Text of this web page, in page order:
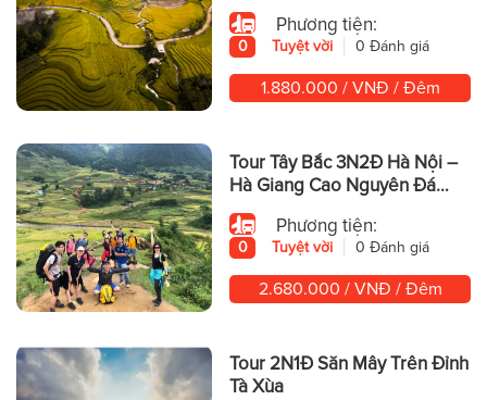
Phương tiện:
0 Tuyệt vời 0 Đánh giá
1.880.000 / VNĐ / Đêm
Tour Tây Bắc 3N2Đ Hà Nội –
Hà Giang Cao Nguyên Đá
Hùng Vĩ
Phương tiện:
0 Tuyệt vời 0 Đánh giá
2.680.000 / VNĐ / Đêm
Tour 2N1Đ Săn Mây Trên Đỉnh
Tà Xùa